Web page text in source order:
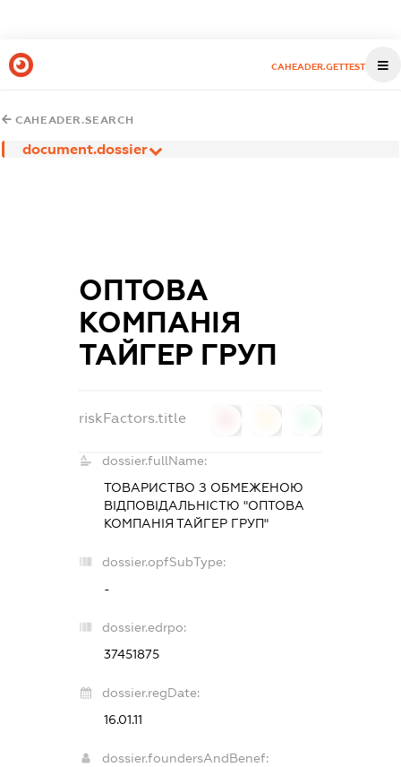
CAHEADER.GETTEST
CAHEADER.SEARCH
document.dossier
ОПТОВА
КОМПАНІЯ
ТАЙГЕР ГРУП
riskFactors.title
dossier.fullName:
ТОВАРИСТВО З ОБМЕЖЕНОЮ
ВІДПОВІДАЛЬНІСТЮ "ОПТОВА
КОМПАНІЯ ТАЙГЕР ГРУП"
dossier.opfSubType:
-
dossier.edrpo:
37451875
dossier.regDate:
16.01.11
dossier.foundersAndBenef: